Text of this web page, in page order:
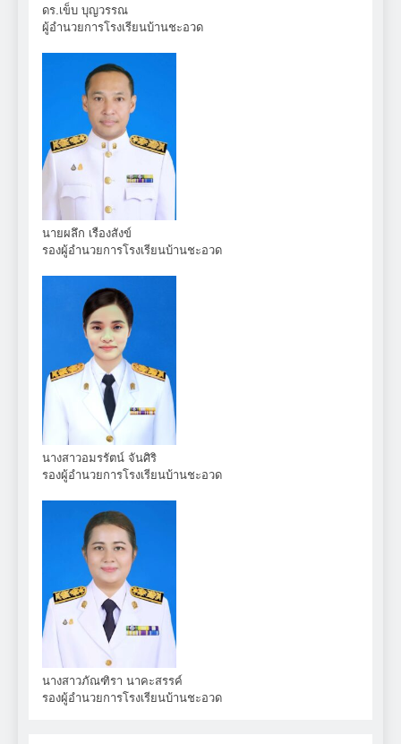
ดร.เข็บ บุญวรรณ
ผู้อำนวยการโรงเรียนบ้านชะอวด
นายผลึก เรืองสังข์
รองผู้อำนวยการโรงเรียนบ้านชะอวด
นางสาวอมรรัตน์ จันศิริ
รองผู้อำนวยการโรงเรียนบ้านชะอวด
นางสาวภัณฑิรา นาคะสรรค์
รองผู้อำนวยการโรงเรียนบ้านชะอวด